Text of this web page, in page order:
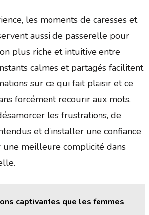
les moments de caresses et
aussi de passerelle pour
plus riche et intuitive entre
calmes et partagés facilitent
sur ce qui fait plaisir et ce
forcément recourir aux mots.
les frustrations, de
et d’installer une confiance
meilleure complicité dans
captivantes que les femmes